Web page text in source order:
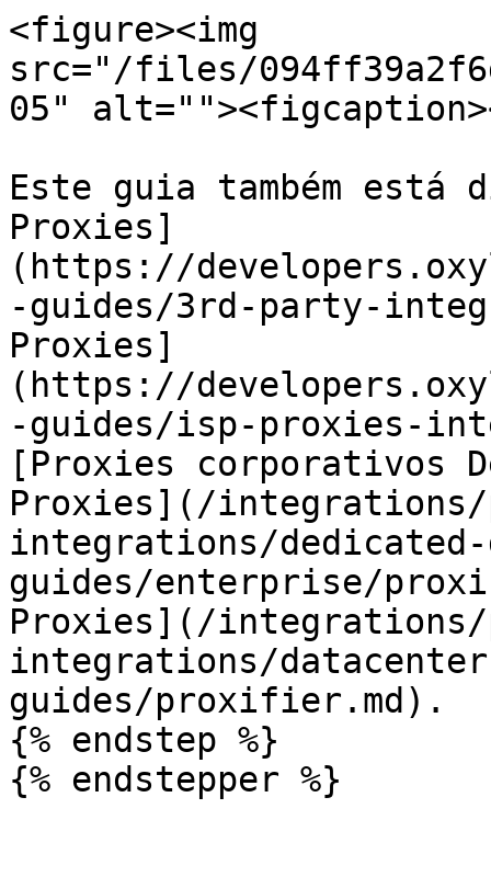
<figure><img
src="/files/
05"
Este guia também
Proxies]
(https://
-guides/3rd-party-
Proxies]
(https://
-guides/isp-proxies-
[Proxies corporativos
Proxies](/
integrations/
guides/enterprise/
Proxies](/
integrations/
guides/proxifier.md).
{% endstep %}
{% endstepper %}